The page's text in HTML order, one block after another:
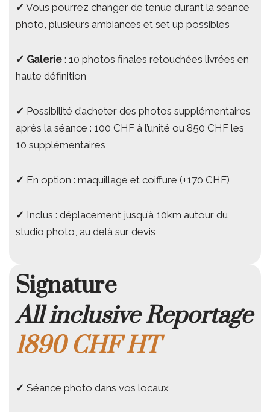
✓ Vous pourrez changer de tenue durant la séance
photo, plusieurs ambiances et set up possibles
✓ Galerie: 10 photos finales retouchées livrées en
haute définition
✓ Possibilité d’acheter des photos supplémentaires
après la séance : 100 CHF à l’unité ou 850 CHF les
10 supplémentaires
✓ En option : maquillage et coiffure (+170 CHF)
✓ Inclus : déplacement jusqu’à 10km autour du
studio photo, au delà sur devis
Signature
All inclusive Reportage
1890 CHF HT
✓ Séance photo dans vos locaux